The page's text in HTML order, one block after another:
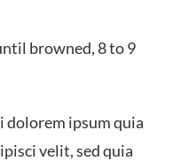
browned, 8 to 9
dolorem ipsum quia
velit, sed quia